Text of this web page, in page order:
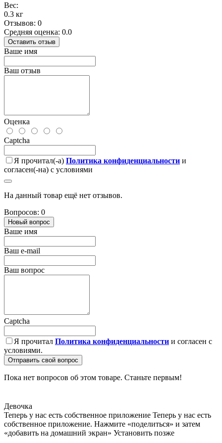
Вес:
0.3 кг
Отзывов: 0
Средняя оценка: 0.0
Оставить отзыв
Ваше имя
Ваш отзыв
Оценка
Captcha
Я прочитал(-а) Политика конфиденциальности и
согласен(-на) с условиями
На данный товар ещё нет отзывов.
Вопросов: 0
Новый вопрос
Ваше имя
Ваш e-mail
Ваш вопрос
Captcha
Я прочитал Политика конфиденциальности и согласен с
условиями.
Отправить свой вопрос
Пока нет вопросов об этом товаре. Станьте первым!
Девочка
Теперь у нас есть собственное приложение Теперь у нас есть
собственное приложение. Нажмите «поделиться» и затем
«добавить на домашний экран» Установить позже